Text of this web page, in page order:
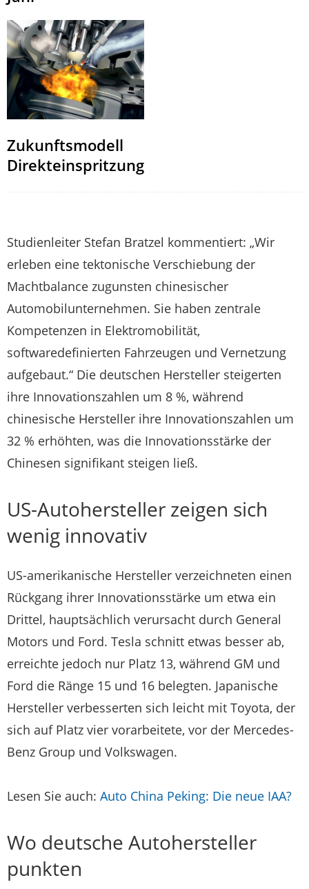
Zukunftsmodell
Direkteinspritzung
Studienleiter Stefan Bratzel kommentiert: „Wir
erleben eine tektonische Verschiebung der
Machtbalance zugunsten chinesischer
Automobilunternehmen. Sie haben zentrale
Kompetenzen in Elektromobilität,
softwaredefinierten Fahrzeugen und Vernetzung
aufgebaut.“ Die deutschen Hersteller steigerten
ihre Innovationszahlen um 8 %, während
chinesische Hersteller ihre Innovationszahlen um
32 % erhöhten, was die Innovationsstärke der
Chinesen signifikant steigen ließ.
US-Autohersteller zeigen sich
wenig innovativ
US-amerikanische Hersteller verzeichneten einen
Rückgang ihrer Innovationsstärke um etwa ein
Drittel, hauptsächlich verursacht durch General
Motors und Ford. Tesla schnitt etwas besser ab,
erreichte jedoch nur Platz 13, während GM und
Ford die Ränge 15 und 16 belegten. Japanische
Hersteller verbesserten sich leicht mit Toyota, der
sich auf Platz vier vorarbeitete, vor der Mercedes-
Benz Group und Volkswagen.
Lesen Sie auch: Auto China Peking: Die neue IAA?
Wo deutsche Autohersteller
punkten